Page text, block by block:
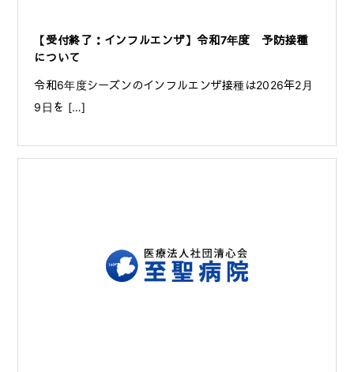
【受付終了：インフルエンザ】令和7年度 予防接種
について
令和6年度シーズンのインフルエンザ接種は2026年2月
9日を […]